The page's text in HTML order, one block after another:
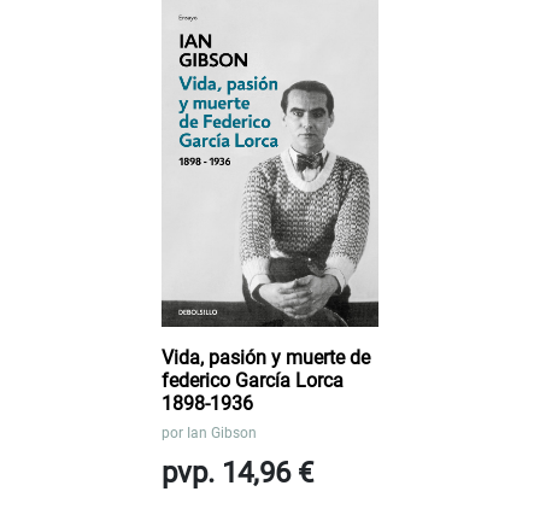
Vida, pasión y muerte de
federico García Lorca
1898-1936
por Ian Gibson
pvp. 14,96 €